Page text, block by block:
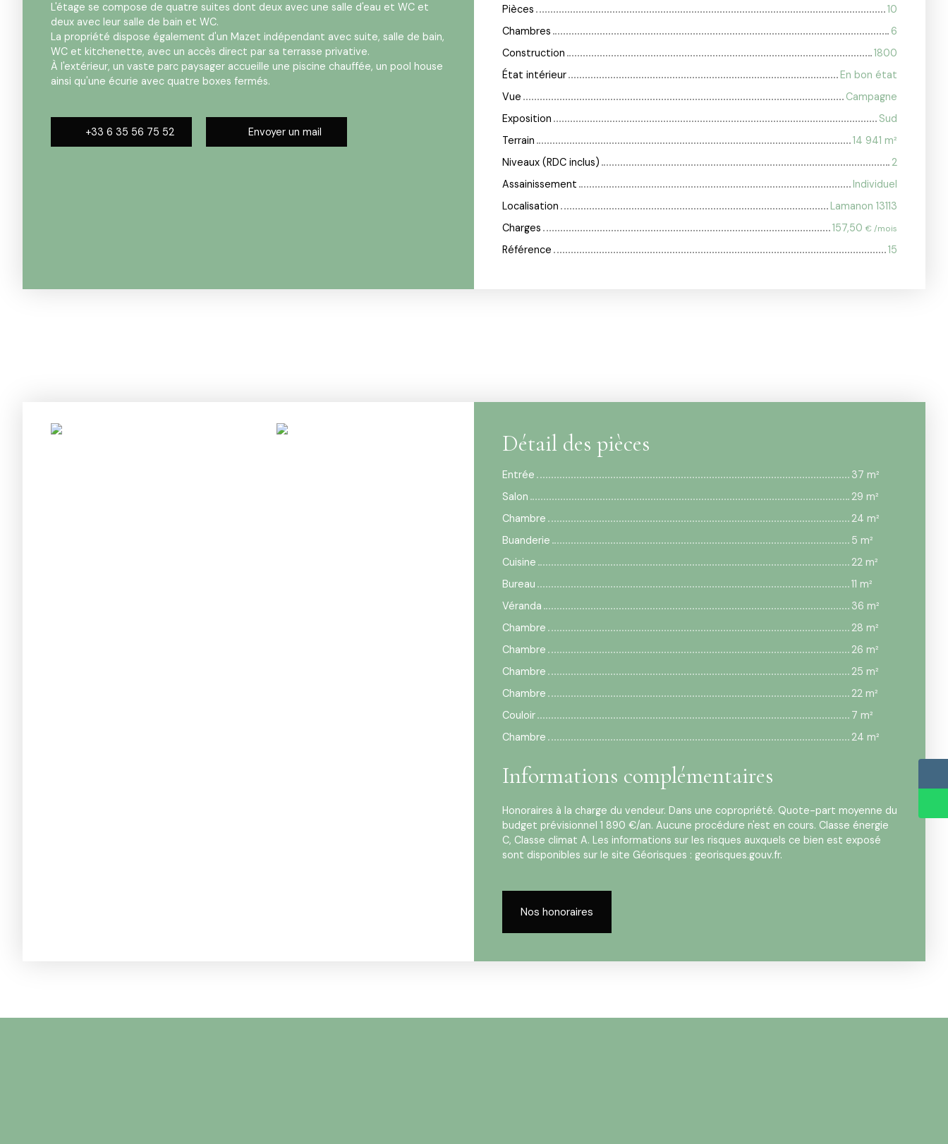
L'étage se compose de quatre suites dont deux avec une salle d'eau et WC et
deux avec leur salle de bain et WC.
La propriété dispose également d'un Mazet indépendant avec suite, salle de bain,
WC et kitchenette, avec un accès direct par sa terrasse privative.
À l'extérieur, un vaste parc paysager accueille une piscine chauffée, un pool house
ainsi qu'une écurie avec quatre boxes fermés.
+33 6 35 56 75 52 Envoyer un mail
Pièces
10
Chambres
6
Construction
1800
État intérieur
En bon état
Vue
Campagne
Exposition
Sud
Terrain
14 941 m²
Niveaux (RDC inclus)
2
Assainissement
Individuel
Localisation
Lamanon 13113
Charges
157,50 € /mois
Référence 15
Détail des pièces
Entrée
37 m²
Salon
29 m²
Chambre
24 m²
Buanderie
5 m²
Cuisine
22 m²
Bureau
11 m²
Véranda
36 m²
Chambre
28 m²
Chambre
26 m²
Chambre
25 m²
Chambre
22 m²
Couloir
7 m²
Chambre
24 m²
Informations complémentaires
Honoraires à la charge du vendeur. Dans une copropriété. Quote-part moyenne du
budget prévisionnel 1 890 €/an. Aucune procédure n'est en cours. Classe énergie
C, Classe climat A. Les informations sur les risques auxquels ce bien est exposé
sont disponibles sur le site Géorisques : georisques.gouv.fr.
Nos honoraires